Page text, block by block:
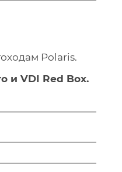
Polaris.
и VDI Red Box.